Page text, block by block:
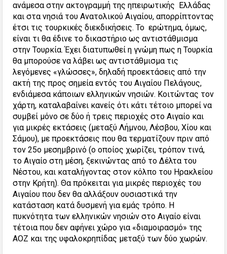
ανάμεσα στην ακτογραμμή της ηπειρωτικής Ελλάδας
και στα νησιά του Ανατολικού Αιγαίου, απορρίπτοντας
έτσι τις τουρκικές διεκδικήσεις. Το ερώτημα, όμως,
είναι τι θα έδινε το δικαστήριο ως αντιστάθμισμα
στην Τουρκία. Έχει διατυπωθεί η γνώμη πως η Τουρκία
θα μπορούσε να λάβει ως αντιστάθμισμα τις
λεγόμενες «γλώσσες», δηλαδή προεκτάσεις από την
ακτή της προς σημεία εντός του Αιγαίου Πελάγους,
ενδιάμεσα κάποιων ελληνικών νησιών. Κοιτώντας τον
χάρτη, καταλαβαίνει κανείς ότι κάτι τέτοιο μπορεί να
συμβεί μόνο σε δύο ή τρεις περιοχές στο Αιγαίο και
για μικρές εκτάσεις (μεταξύ Λήμνου, Λέσβου, Χίου και
Σάμου), με προεκτάσεις που θα τερματίζουν πριν από
τον 25ο μεσημβρινό (ο οποίος χωρίζει, τρόπον τινά,
το Αιγαίο στη μέση, ξεκινώντας από το Δέλτα του
Νέστου, και καταλήγοντας στον κόλπο του Ηρακλείου
στην Κρήτη). Θα πρόκειται για μικρές περιοχές του
Αιγαίου που δεν θα αλλάξουν ουσιαστικά την
κατάσταση κατά δυσμενή για εμάς τρόπο. Η
πυκνότητα των ελληνικών νησιών στο Αιγαίο είναι
τέτοια που δεν αφήνει χώρο για «διαμοιρασμό» της
ΑΟΖ και της υφαλοκρηπίδας μεταξύ των δύο χωρών.